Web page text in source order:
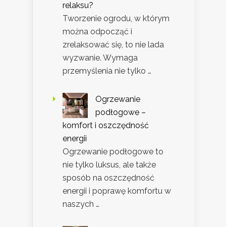
relaksu?
Tworzenie ogrodu, w którym
można odpocząć i
zrelaksować się, to nie lada
wyzwanie. Wymaga
przemyślenia nie tylko …
Ogrzewanie
podłogowe –
komfort i oszczędność
energii
Ogrzewanie podłogowe to
nie tylko luksus, ale także
sposób na oszczędność
energii i poprawę komfortu w
naszych …